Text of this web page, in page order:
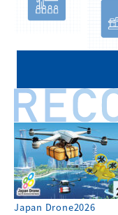
Japan Drone2026